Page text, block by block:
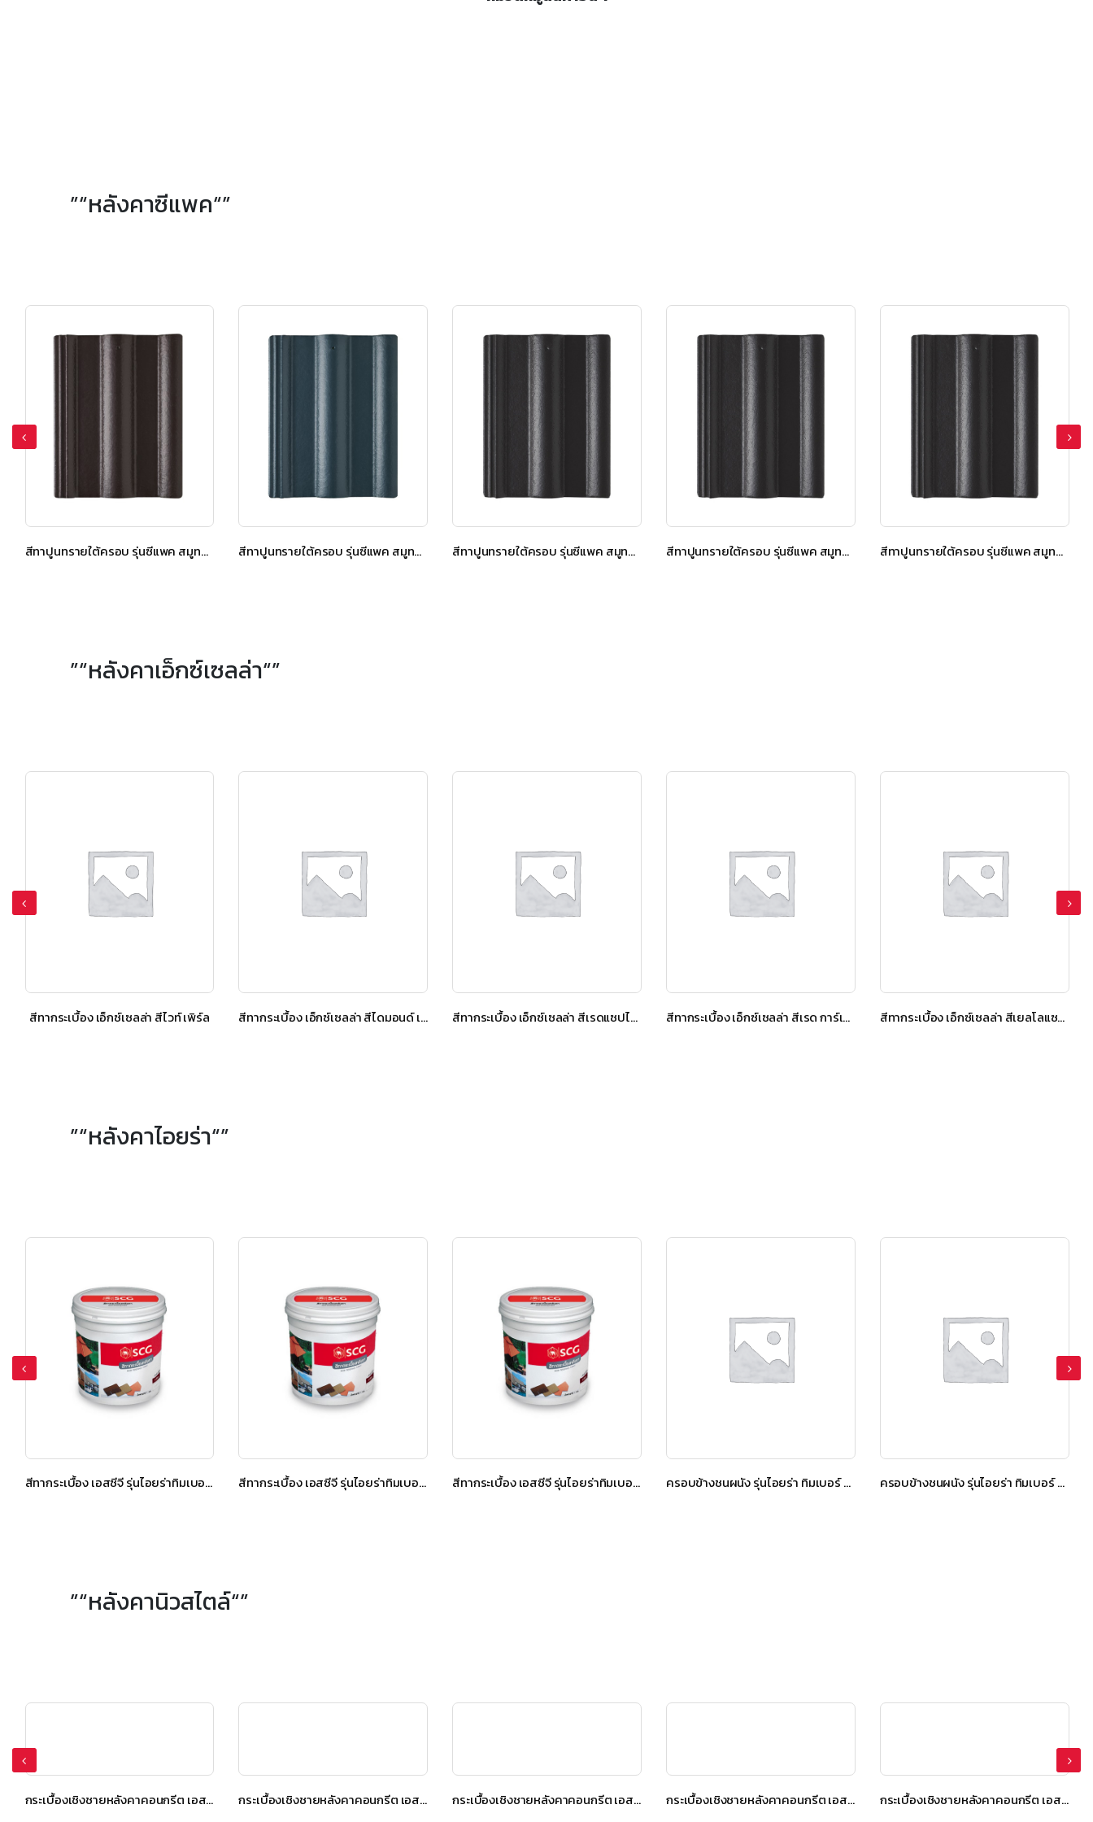
”“หลังคาซีแพค“”
สีทาปูนทรายใต้ครอบ รุ่นซีแพค สมูทคูล สีแกรนิต บราวน์ สีทาปูนทรายใต้ครอบ รุ่นซีแพค สมูทคูล สีอควา บลู สีทาปูนทรายใต้ครอบ รุ่นซีแพค สมูทคูล สีชาโดว์ เกรย์ สีทาปูนทรายใต้ครอบ รุ่นซีแพค สมูทคูล สีคูลเกรย์ สีทาปูนทรายใต้ครอบ รุ่นซีแพค สมูทคูล สีคูลเกรย์
”“หลังคาเอ็กซ์เซลล่า“”
สีทากระเบื้อง เอ็กซ์เซลล่า สีไวท์ เพิร์ล สีทากระเบื้อง เอ็กซ์เซลล่า สีไดมอนด์ เกรย์ สีทากระเบื้อง เอ็กซ์เซลล่า สีเรดแซปไฟร์ สีทากระเบื้อง เอ็กซ์เซลล่า สีเรด การ์เนต สีทากระเบื้อง เอ็กซ์เซลล่า สีเยลโลแซปไฟร์
”“หลังคาไอยร่า“”
สีทากระเบื้อง เอสซีจี รุ่นไอยร่าทิมเบอร์ สีโกลเด้น ทีค สีทากระเบื้อง เอสซีจี รุ่นไอยร่าทิมเบอร์ สีเฮเซลบราวน์ สีทากระเบื้อง เอสซีจี รุ่นไอยร่าทิมเบอร์ สีวอลนัท บราวน์ ครอบข้างชนผนัง รุ่นไอยร่า ทิมเบอร์ สีโกลเด้น ทีค ครอบข้างชนผนัง รุ่นไอยร่า ทิมเบอร์ สีเฮเซล บราวน์
”“หลังคานิวสไตล์“”
กระเบื้องเชิงชายหลังคาคอนกรีต เอสซีจี รุ่น นิวสไตล์ Diamond Cut สีเกรย์ซเลท กระเบื้องเชิงชายหลังคาคอนกรีต เอสซีจี รุ่น นิวสไตล์ Diamond Cut สีเกรย์ซเลท กระเบื้องเชิงชายหลังคาคอนกรีต เอสซีจี รุ่น นิวสไตล์ Diamond Cut สีเกรย์ซเลท กระเบื้องเชิงชายหลังคาคอนกรีต เอสซีจี รุ่น นิวสไตล์ Diamond Cut สีดาร์คบราวน์ กระเบื้องเชิงชายหลังคาคอนกรีต เอสซีจี รุ่น นิวสไตล์ Diamond Cut สีดาร์คบราวน์